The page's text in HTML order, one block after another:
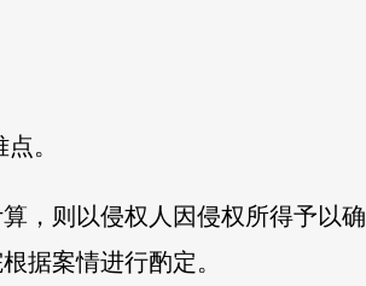
。
，则以侵权人因侵权所得予以确
据案情进行酌定。